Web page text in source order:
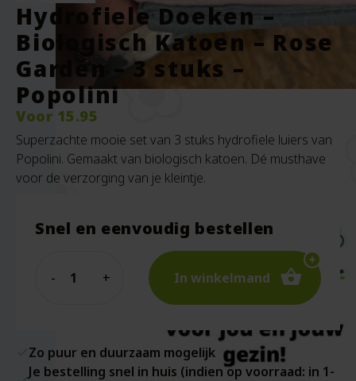
Hydrofiele Doeken –
Biologisch Katoen – Rose
Garden – 3 stuks –
Popolini
Voor 15.95
Superzachte mooie set van 3 stuks hydrofiele luiers van
Popolini. Gemaakt van biologisch katoen. Dé musthave
voor de verzorging van je kleintje.
Snel en eenvoudig bestellen
In winkelmand
Zo puur en duurzaam mogelijk
Je bestelling snel in huis (indien op voorraad: in 1-